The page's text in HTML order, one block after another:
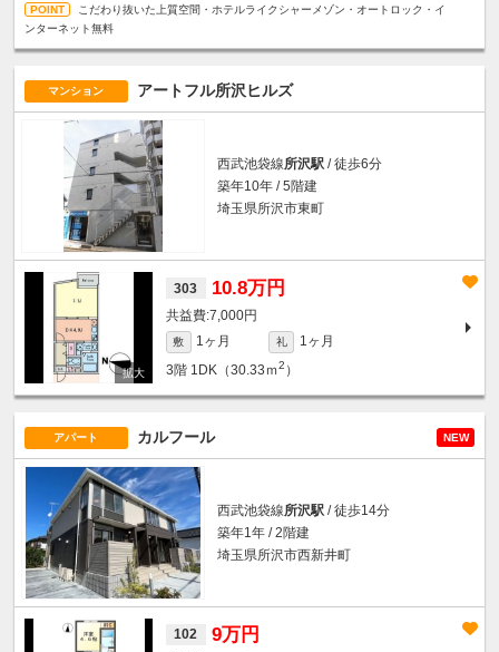
こだわり抜いた上質空間・ホテルライクシャーメゾン・オートロック・イ
ンターネット無料
マンション アートフル所沢ヒルズ
西武池袋線所沢駅 / 徒歩6分
築年10年 / 5階建
埼玉県所沢市東町
303 10.8万円
7,000円
敷 1ヶ月 礼
1ヶ月
3階 1DK（30.33ｍ2 ）
アパート カルフール NEW
西武池袋線所沢駅 / 徒歩14分
築年1年 / 2階建
埼玉県所沢市西新井町
102 9万円